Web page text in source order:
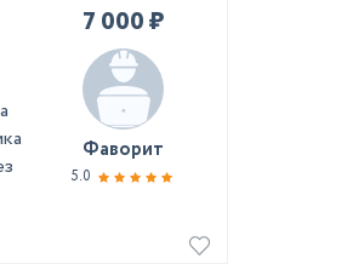
7 000 ₽
Фаворит
5.0